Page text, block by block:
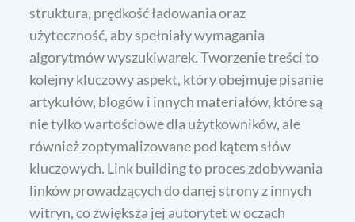
struktura, prędkość ładowania oraz
użyteczność, aby spełniały wymagania
algorytmów wyszukiwarek. Tworzenie treści to
kolejny kluczowy aspekt, który obejmuje pisanie
artykułów, blogów i innych materiałów, które są
nie tylko wartościowe dla użytkowników, ale
również zoptymalizowane pod kątem słów
kluczowych. Link building to proces zdobywania
linków prowadzących do danej strony z innych
witryn, co zwiększa jej autorytet w oczach